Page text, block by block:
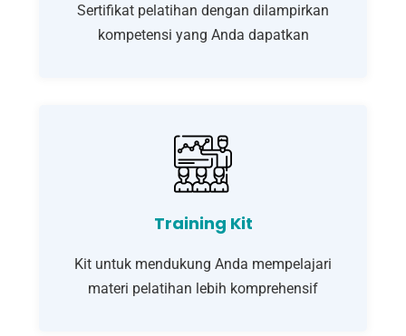
Sertifikat pelatihan dengan dilampirkan
kompetensi yang Anda dapatkan
Training Kit
Kit untuk mendukung Anda mempelajari
materi pelatihan lebih komprehensif